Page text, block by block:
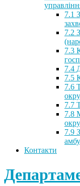
7.1
7.2
7.3
7.4
7.5
7.6
7.7
7.8
7.9
Контакти